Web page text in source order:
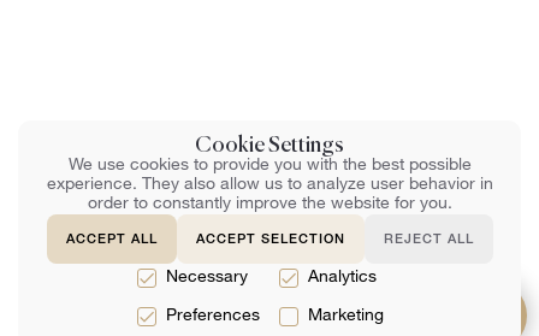
Cookie Settings
We use cookies to provide you with the best possible
experience. They also allow us to analyze user behavior in
order to constantly improve the website for you.
ACCEPT ALL ACCEPT SELECTION REJECT ALL
Necessary Analytics
Preferences Marketing